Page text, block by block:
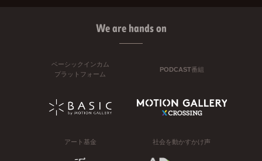
We are hands on
ベーシックインカム
プラットフォーム
PODCAST番組
アート基金 社会を動かすかけ声